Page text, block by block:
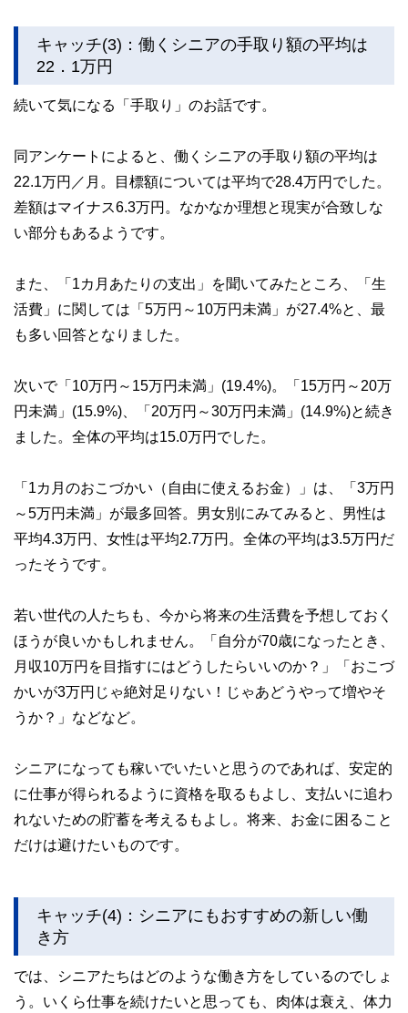
キャッチ(3)：働くシニアの手取り額の平均は
22．1万円
続いて気になる「手取り」のお話です。
同アンケートによると、働くシニアの手取り額の平均は
22.1万円／月。目標額については平均で28.4万円でした。
差額はマイナス6.3万円。なかなか理想と現実が合致しな
い部分もあるようです。
また、「1カ月あたりの支出」を聞いてみたところ、「生
活費」に関しては「5万円～10万円未満」が27.4%と、最
も多い回答となりました。
次いで「10万円～15万円未満」(19.4%)。「15万円～20万
円未満」(15.9%)、「20万円～30万円未満」(14.9%)と続き
ました。全体の平均は15.0万円でした。
「1カ月のおこづかい（自由に使えるお金）」は、「3万円
～5万円未満」が最多回答。男女別にみてみると、男性は
平均4.3万円、女性は平均2.7万円。全体の平均は3.5万円だ
ったそうです。
若い世代の人たちも、今から将来の生活費を予想しておく
ほうが良いかもしれません。「自分が70歳になったとき、
月収10万円を目指すにはどうしたらいいのか？」「おこづ
かいが3万円じゃ絶対足りない！じゃあどうやって増やそ
うか？」などなど。
シニアになっても稼いでいたいと思うのであれば、安定的
に仕事が得られるように資格を取るもよし、支払いに追わ
れないための貯蓄を考えるもよし。将来、お金に困ること
だけは避けたいものです。
キャッチ(4)：シニアにもおすすめの新しい働
き方
では、シニアたちはどのような働き方をしているのでしょ
う。いくら仕事を続けたいと思っても、肉体は衰え、体力